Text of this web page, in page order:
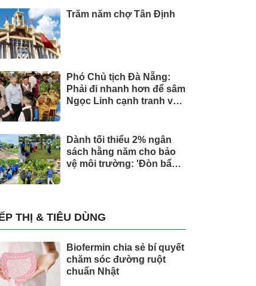
Trăm năm chợ Tân Định
Phó Chủ tịch Đà Nẵng:
Phải đi nhanh hơn để sâm
Ngọc Linh cạnh tranh với
Dành tối thiểu 2% ngân
sách hằng năm cho bảo
vệ môi trường: 'Đòn bẩy'
THỊ & TIÊU DÙNG
Biofermin chia sẻ bí quyết
chăm sóc đường ruột
chuẩn Nhật